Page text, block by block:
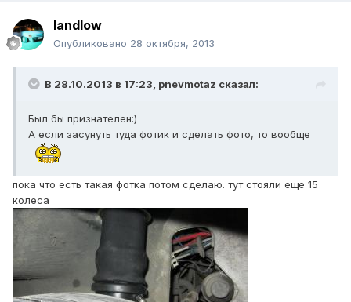
landlow
Опубликовано 28 октября, 2013
В 28.10.2013 в 17:23, pnevmotaz сказал:
Был бы признателен:)
А если засунуть туда фотик и сделать фото, то вообще
пока что есть такая фотка потом сделаю. тут стояли еще 15
колеса